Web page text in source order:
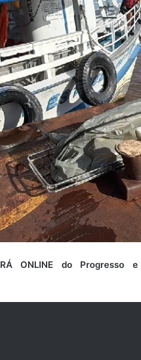
ONLINE do Progresso